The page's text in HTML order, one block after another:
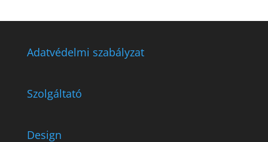
Adatvédelmi szabályzat
Szolgáltató
Design